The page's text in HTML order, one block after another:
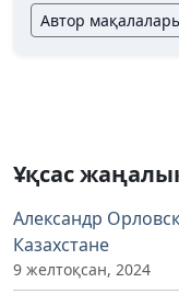
Автор
Ұқсас
Александр
Казахстане
9 желтоқсан, 2024